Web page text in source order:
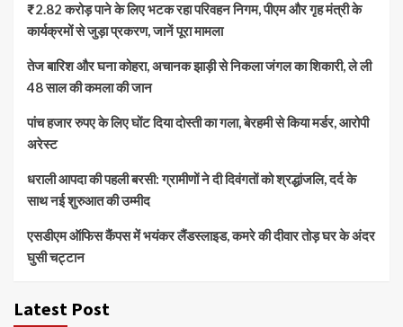
₹2.82 करोड़ पाने के लिए भटक रहा परिवहन निगम, पीएम और गृह मंत्री के
कार्यक्रमों से जुड़ा प्रकरण, जानें पूरा मामला
तेज बारिश और घना कोहरा, अचानक झाड़ी से निकला जंगल का शिकारी, ले ली
48 साल की कमला की जान
पांच हजार रुपए के लिए घोंट दिया दोस्ती का गला, बेरहमी से किया मर्डर, आरोपी
अरेस्ट
धराली आपदा की पहली बरसी: ग्रामीणों ने दी दिवंगतों को श्रद्धांजलि, दर्द के
साथ नई शुरुआत की उम्मीद
एसडीएम ऑफिस कैंपस में भयंकर लैंडस्लाइड, कमरे की दीवार तोड़ घर के अंदर
घुसी चट्टान
Latest Post